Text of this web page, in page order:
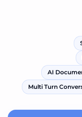
AI
Multi Turn